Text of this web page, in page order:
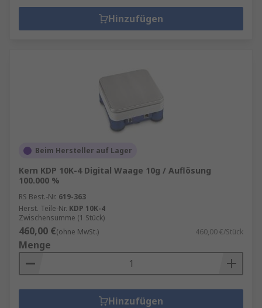
Hinzufügen
Beim Hersteller auf Lager
Kern KDP 10K-4 Digital Waage 10g / Auflösung
100.000 %
RS Best.-Nr. 619-363
Herst. Teile-Nr. KDP 10K-4
Zwischensumme (1 Stück)
460,00 €(ohne MwSt.) 460,00 €/Stück
Menge
Hinzufügen